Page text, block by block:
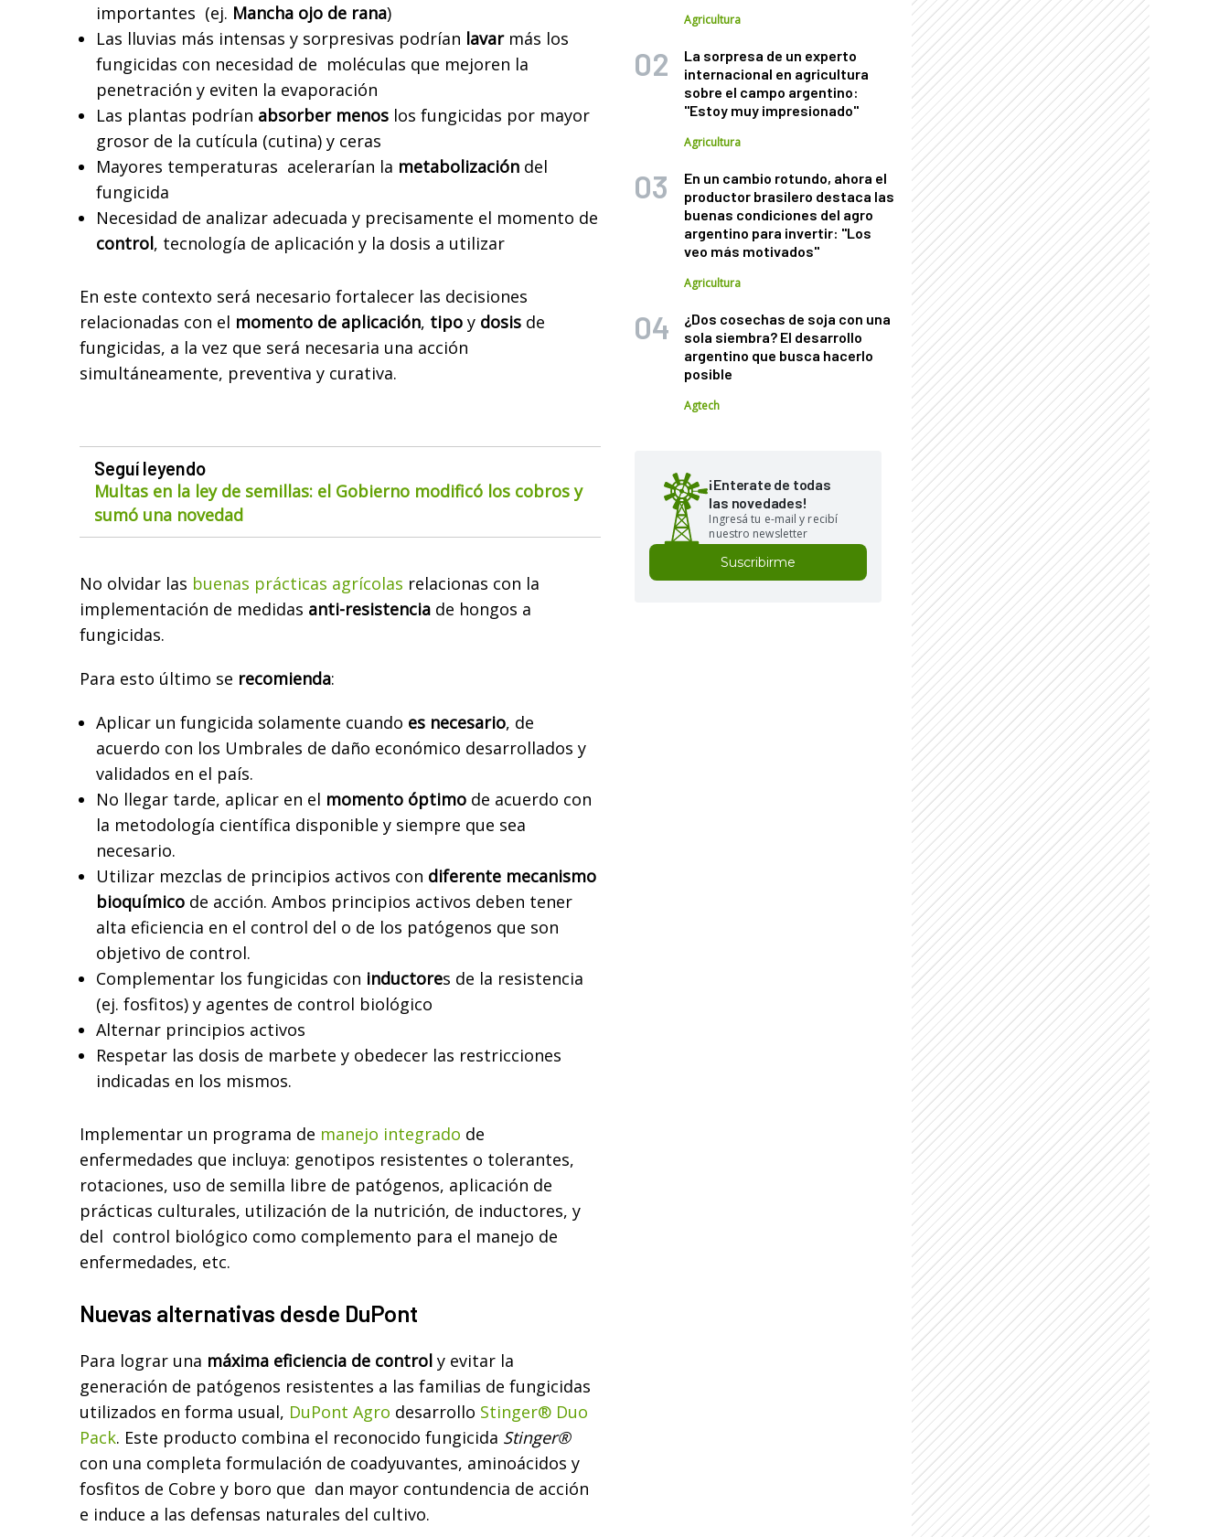
importantes (ej. Mancha ojo de rana)
Las lluvias más intensas y sorpresivas podrían lavarmás los
fungicidas con necesidad de moléculas que mejoren la
penetración y eviten la evaporación
Las plantas podrían absorber menos los fungicidas por mayor
grosor de la cutícula (cutina) y ceras
Mayores temperaturas acelerarían la metabolización del
fungicida
Necesidad de analizar adecuada y precisamente el momento de
control, tecnología de aplicación y la dosis a utilizar
En este contexto será necesario fortalecer las decisiones
relacionadas con el momento de aplicación, tipo y dosis de
fungicidas, a la vez que será necesaria una acción
simultáneamente, preventiva y curativa.
Seguí leyendo
Multas en la ley de semillas: el Gobierno modificó los cobros y
sumó una novedad
No olvidar las buenas prácticas agrícolas relacionas con la
implementación de medidas anti-resistencia de hongos a
fungicidas.
Para esto último se recomienda:
Aplicar un fungicida solamente cuando es necesario, de
acuerdo con los Umbrales de daño económico desarrollados y
validados en el país.
No llegar tarde, aplicar en el momento óptimo de acuerdo con
la metodología científica disponible y siempre que sea
necesario.
Utilizar mezclas de principios activos con diferente mecanismo
bioquímico de acción. Ambos principios activos deben tener
alta eficiencia en el control del o de los patógenos que son
objetivo de control.
Complementar los fungicidas con inductores de la resistencia
(ej. fosfitos) y agentes de control biológico
Alternar principios activos
Respetar las dosis de marbete y obedecer las restricciones
indicadas en los mismos.
Implementar un programa de manejo integrado de
enfermedades que incluya: genotipos resistentes o tolerantes,
rotaciones, uso de semilla libre de patógenos, aplicación de
prácticas culturales, utilización de la nutrición, de inductores, y
del control biológico como complemento para el manejo de
enfermedades, etc.
Nuevas alternativas desde DuPont
Para lograr una máxima eficiencia de control y evitar la
generación de patógenos resistentes a las familias de fungicidas
utilizados en forma usual, DuPont Agro desarrollo Stinger® Duo
Pack. Este producto combina el reconocido fungicida Stinger®
con una completa formulación de coadyuvantes, aminoácidos y
fosfitos de Cobre y boro que dan mayor contundencia de acción
e induce a las defensas naturales del cultivo.
Agricultura
La sorpresa de un experto
internacional en agricultura
sobre el campo argentino:
"Estoy muy impresionado"
Agricultura
En un cambio rotundo, ahora el
productor brasilero destaca las
buenas condiciones del agro
argentino para invertir: "Los
veo más motivados"
Agricultura
¿Dos cosechas de soja con una
sola siembra? El desarrollo
argentino que busca hacerlo
posible
Agtech
¡Enterate de todas
las novedades!
Ingresá tu e-mail y recibí
nuestro newsletter
Suscribirme